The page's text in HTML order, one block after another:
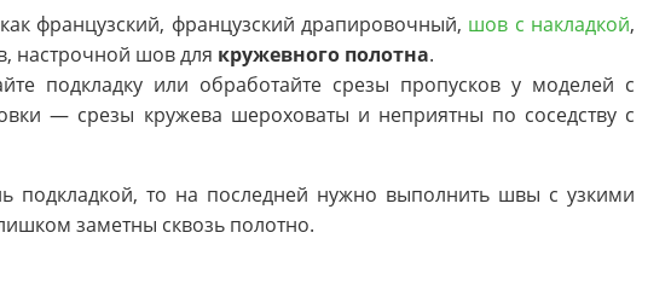
французский, французский драпировочный, шов с накладкой,
настрочной шов для кружевного полотна.
подкладку или обработайте срезы пропусков у моделей с
— срезы кружева шероховаты и неприятны по соседству с
подкладкой, то на последней нужно выполнить швы с узкими
заметны сквозь полотно.